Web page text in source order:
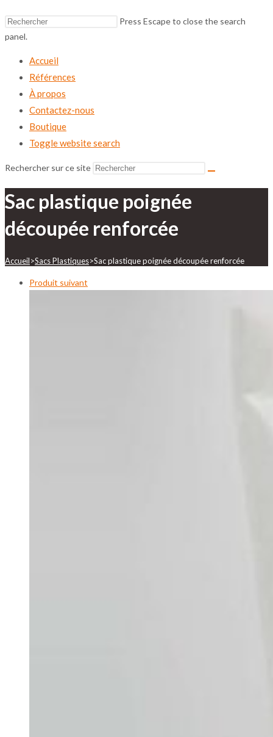
Press Escape to close the search
panel.
Accueil
Références
À propos
Contactez-nous
Boutique
Toggle website search
Rechercher sur ce site
Sac plastique poignée
découpée renforcée
Accueil>Sacs Plastiques>Sac plastique poignée découpée renforcée
Produit suivant